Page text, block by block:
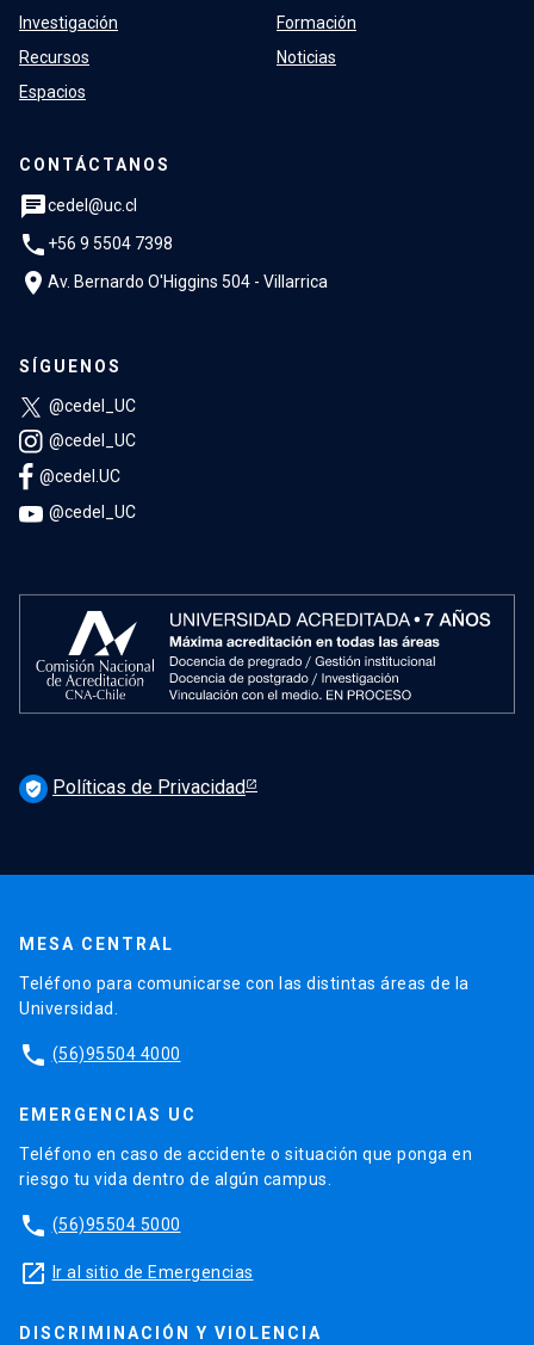
Investigación
Recursos
Espacios
Formación
Noticias
CONTÁCTANOS
chatcedel@uc.cl
phone +56 9 5504 7398
location_on Av. Bernardo O'Higgins 504 - Villarrica
SÍGUENOS
@cedel_UC
@cedel_UC
@cedel.UC
@cedel_UC
verified_user Políticas de Privacidad
MESA CENTRAL
Teléfono para comunicarse con las distintas áreas de la
Universidad.
phone (56)95504 4000
EMERGENCIAS UC
Teléfono en caso de accidente o situación que ponga en
riesgo tu vida dentro de algún campus.
phone (56)95504 5000
launch Ir al sitio de Emergencias
DISCRIMINACIÓN Y VIOLENCIA